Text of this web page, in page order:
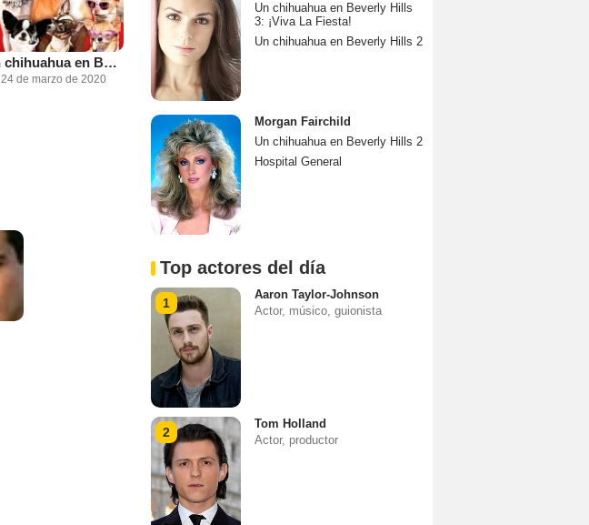
Un chihuahua en Beverly Hills 2
24 de marzo de 2020
Un chihuahua en Beverly Hills
3: ¡Viva La Fiesta!
Un chihuahua en Beverly Hills 2
Morgan Fairchild
Un chihuahua en Beverly Hills 2
Hospital General
Top actores del día
1
Aaron Taylor-Johnson
Actor, músico, guionista
2
Tom Holland
Actor, productor